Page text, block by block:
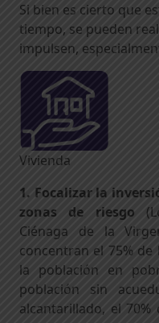
Si bien es cierto que
tiempo, se pueden
impulsen,
Vivienda
1. Focalizar la
zonas de riesgo
Ciénaga de la
concentran el 75%
la población en
población sin
alcantarillado, el